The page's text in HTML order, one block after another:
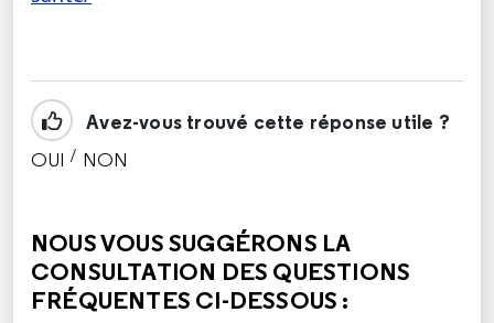
Avez-vous trouvé cette réponse utile ?
OUI / NON
NOUS VOUS SUGGÉRONS LA
CONSULTATION DES QUESTIONS
FRÉQUENTES CI-DESSOUS :